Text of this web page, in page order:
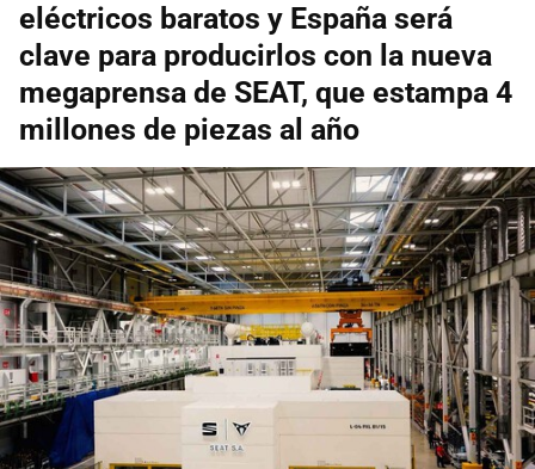
eléctricos baratos y España será
clave para producirlos con la nueva
megaprensa de SEAT, que estampa 4
millones de piezas al año